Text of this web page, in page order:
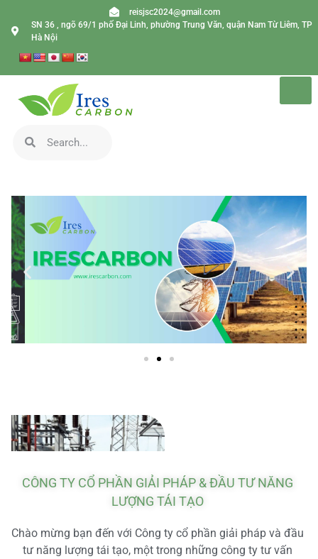
reisjsc2024@gmail.com
SN 36 , ngõ 69/1 phố Đại Linh, phường Trung Văn, quận Nam Từ Liêm, TP
Hà Nội
CÔNG TY CỔ PHẦN GIẢI PHÁP & ĐẦU TƯ NĂNG
LƯỢNG TÁI TẠO
Chào mừng bạn đến với Công ty cổ phần giải pháp và đầu
tư năng lượng tái tạo, một trong những công ty tư vấn